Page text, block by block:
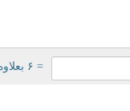
= ۶ بعلاوه ۱